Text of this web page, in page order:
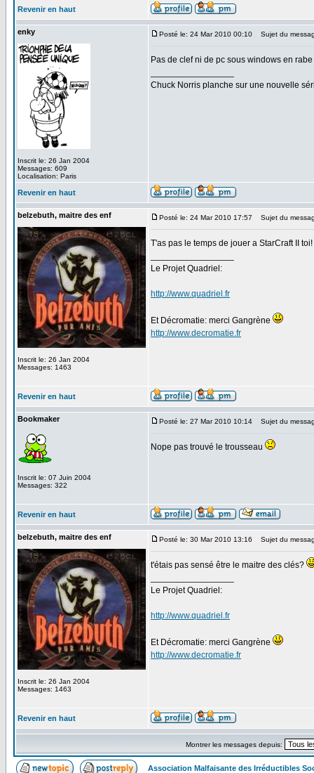
Revenir en haut
enky
Inscrit le: 26 Jan 2004
Messages: 609
Localisation: Paris
Posté le: 24 Mar 2010 00:10 Sujet du
Pas de clef ni de pc sous windows en
Chuck Norris planche sur une nouvelle
Revenir en haut
belzebuth, maitre des enf
Inscrit le: 26 Jan 2004
Messages: 1463
Posté le: 24 Mar 2010 17:57 Sujet du
T'as pas le temps de jouer a StarCraft II toi!
Le Projet Quadriel:
http://www.quadriel.fr
Et Décromatie: merci Gangrène
http://www.decromatie.fr
Revenir en haut
Bookmaker
Inscrit le: 07 Juin 2004
Messages: 322
Posté le: 27 Mar 2010 10:14 Sujet du
Nope pas trouvé le trousseau
Revenir en haut
belzebuth, maitre des enf
Inscrit le: 26 Jan 2004
Messages: 1463
Posté le: 30 Mar 2010 13:16 Sujet du
t'étais pas sensé être le maitre des clés?
Le Projet Quadriel:
http://www.quadriel.fr
Et Décromatie: merci Gangrène
http://www.decromatie.fr
Revenir en haut
Montrer les messages depuis:
Association Malfaisante des Irréductibles